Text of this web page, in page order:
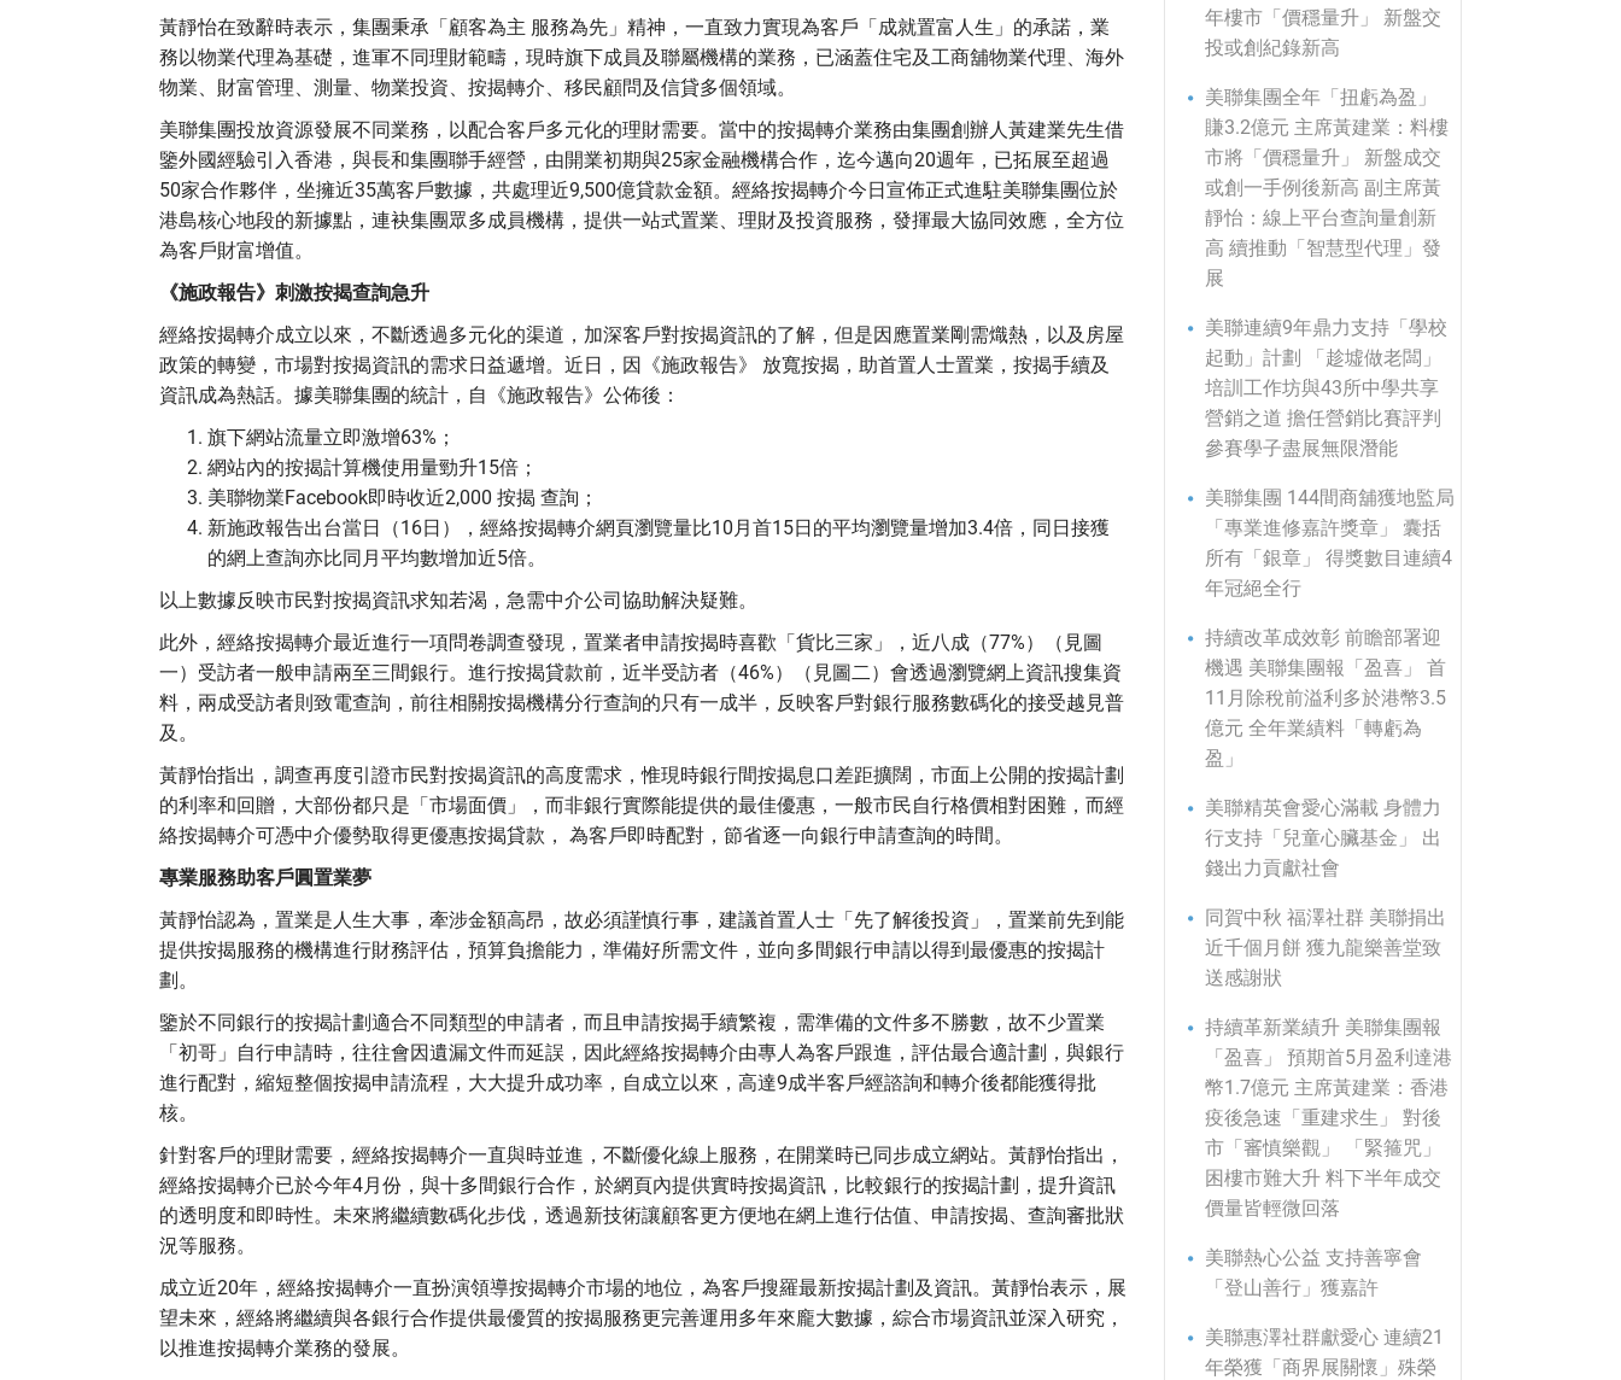
黃靜怡在致辭時表示，集團秉承「顧客為主 服務為先」精神，一直致力實現為客戶「成就置富人生」的承諾，業
務以物業代理為基礎，進軍不同理財範疇，現時旗下成員及聯屬機構的業務，已涵蓋住宅及工商舖物業代理、海外
物業、財富管理、測量、物業投資、按揭轉介、移民顧問及信貸多個領域。
美聯集團投放資源發展不同業務，以配合客戶多元化的理財需要。當中的按揭轉介業務由集團創辦人黃建業先生借
鑒外國經驗引入香港，與長和集團聯手經營，由開業初期與25家金融機構合作，迄今邁向20週年，已拓展至超過
50家合作夥伴，坐擁近35萬客戶數據，共處理近9,500億貸款金額。經絡按揭轉介今日宣佈正式進駐美聯集團位於
港島核心地段的新據點，連袂集團眾多成員機構，提供一站式置業、理財及投資服務，發揮最大協同效應，全方位
為客戶財富增值。
《施政報告》刺激按揭查詢急升
經絡按揭轉介成立以來，不斷透過多元化的渠道，加深客戶對按揭資訊的了解，但是因應置業剛需熾熱，以及房屋
政策的轉變，市場對按揭資訊的需求日益遞增。近日，因《施政報告》 放寬按揭，助首置人士置業，按揭手續及
資訊成為熱話。據美聯集團的統計，自《施政報告》公佈後：
旗下網站流量立即激增63%；
網站內的按揭計算機使用量勁升15倍；
美聯物業Facebook即時收近2,000 按揭 查詢；
新施政報告出台當日（16日），經絡按揭轉介網頁瀏覽量比10月首15日的平均瀏覽量增加3.4倍，同日接獲
的網上查詢亦比同月平均數增加近5倍。
以上數據反映市民對按揭資訊求知若渴，急需中介公司協助解決疑難。
此外，經絡按揭轉介最近進行一項問卷調查發現，置業者申請按揭時喜歡「貨比三家」，近八成（77%）（見圖
一）受訪者一般申請兩至三間銀行。進行按揭貸款前，近半受訪者（46%）（見圖二）會透過瀏覽網上資訊搜集資
料，兩成受訪者則致電查詢，前往相關按揭機構分行查詢的只有一成半，反映客戶對銀行服務數碼化的接受越見普
及。
黃靜怡指出，調查再度引證市民對按揭資訊的高度需求，惟現時銀行間按揭息口差距擴闊，市面上公開的按揭計劃
的利率和回贈，大部份都只是「市場面價」，而非銀行實際能提供的最佳優惠，一般市民自行格價相對困難，而經
絡按揭轉介可憑中介優勢取得更優惠按揭貸款， 為客戶即時配對，節省逐一向銀行申請查詢的時間。
專業服務助客戶圓置業夢
黃靜怡認為，置業是人生大事，牽涉金額高昂，故必須謹慎行事，建議首置人士「先了解後投資」，置業前先到能
提供按揭服務的機構進行財務評估，預算負擔能力，準備好所需文件，並向多間銀行申請以得到最優惠的按揭計
劃。
鑒於不同銀行的按揭計劃適合不同類型的申請者，而且申請按揭手續繁複，需準備的文件多不勝數，故不少置業
「初哥」自行申請時，往往會因遺漏文件而延誤，因此經絡按揭轉介由專人為客戶跟進，評估最合適計劃，與銀行
進行配對，縮短整個按揭申請流程，大大提升成功率，自成立以來，高達9成半客戶經諮詢和轉介後都能獲得批
核。
針對客戶的理財需要，經絡按揭轉介一直與時並進，不斷優化線上服務，在開業時已同步成立網站。黃靜怡指出，
經絡按揭轉介已於今年4月份，與十多間銀行合作，於網頁內提供實時按揭資訊，比較銀行的按揭計劃，提升資訊
的透明度和即時性。未來將繼續數碼化步伐，透過新技術讓顧客更方便地在網上進行估值、申請按揭、查詢審批狀
況等服務。
成立近20年，經絡按揭轉介一直扮演領導按揭轉介市場的地位，為客戶搜羅最新按揭計劃及資訊。黃靜怡表示，展
望未來，經絡將繼續與各銀行合作提供最優質的按揭服務更完善運用多年來龐大數據，綜合市場資訊並深入研究，
以推進按揭轉介業務的發展。
年樓市「價穩量升」 新盤交
投或創紀錄新高
美聯集團全年「扭虧為盈」
賺3.2億元 主席黃建業：料樓
市將「價穩量升」 新盤成交
或創一手例後新高 副主席黃
靜怡：線上平台查詢量創新
高 續推動「智慧型代理」發
展
美聯連續9年鼎力支持「學校
起動」計劃 「趁墟做老闆」
培訓工作坊與43所中學共享
營銷之道 擔任營銷比賽評判
參賽學子盡展無限潛能
美聯集團 144間商舖獲地監局
「專業進修嘉許獎章」 囊括
所有「銀章」 得獎數目連續4
年冠絕全行
持續改革成效彰 前瞻部署迎
機遇 美聯集團報「盈喜」 首
11月除稅前溢利多於港幣3.5
億元 全年業績料「轉虧為
盈」
美聯精英會愛心滿載 身體力
行支持「兒童心臟基金」 出
錢出力貢獻社會
同賀中秋 福澤社群 美聯捐出
近千個月餅 獲九龍樂善堂致
送感謝狀
持續革新業績升 美聯集團報
「盈喜」 預期首5月盈利達港
幣1.7億元 主席黃建業：香港
疫後急速「重建求生」 對後
市「審慎樂觀」 「緊箍咒」
困樓市難大升 料下半年成交
價量皆輕微回落
美聯熱心公益 支持善寧會
「登山善行」獲嘉許
美聯惠澤社群獻愛心 連續21
年榮獲「商界展關懷」殊榮